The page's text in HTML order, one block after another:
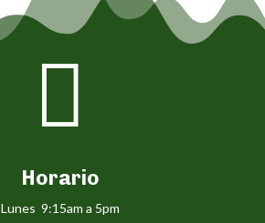

Horario
Lunes 9:15am a 5pm